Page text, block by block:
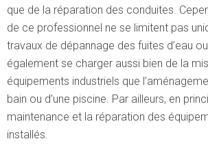
que de la réparation des conduites.
de ce professionnel ne se limitent pas
travaux de dépannage des fuites d’eau
également se charger aussi bien de la
équipements industriels que
bain ou d’une piscine. Par ailleurs, en
maintenance et la réparation des
installés.